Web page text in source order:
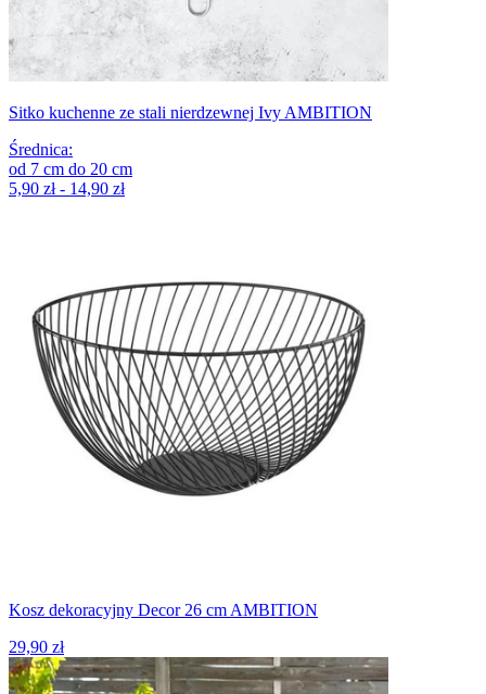
Sitko kuchenne ze stali nierdzewnej Ivy AMBITION
Średnica:
od 7 cm do 20 cm
5,90 zł - 14,90 zł
Kosz dekoracyjny Decor 26 cm AMBITION
29,90 zł